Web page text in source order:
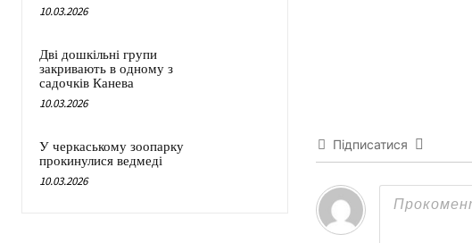
10.03.2026
Дві дошкільні групи
закривають в одному з
садочків Канева
10.03.2026
У черкаському зоопарку
прокинулися ведмеді
10.03.2026
Підписатися